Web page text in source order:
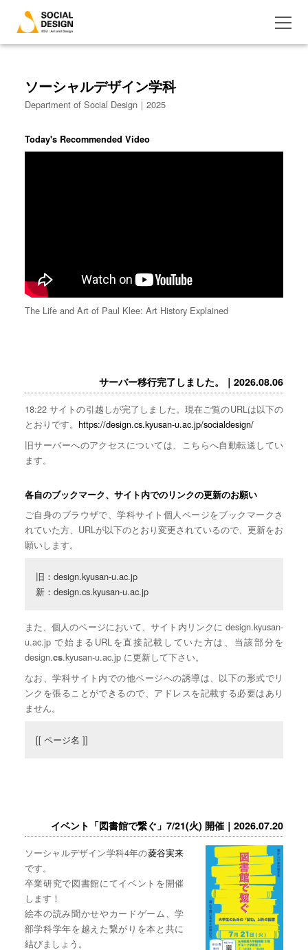
ソーシャルデザイン学科
Department of Social Design｜2025
Today's Recommended Video
The Life and Art of Paul Klee: Art History Explained
サーバー移行完了しました。｜2026.08.06
18:22 サイトの引越しが完了しました。現在ご覧のURLは以下の
とおりです。 https://design.cs.kyusan-u.ac.jp/socialdesign/
旧サーバーへのアクセスについては、こちらへ自動転送してい
ます。
各自のブックマーク、サイト内でのリンクの更新のお願い
ご自身のブラウザで、学科サイト個人ページをブックマークさ
れていた方、URLが以下のとおり変更されているので、更新をお
願いします。
旧：design.kyusan-u.ac.jp
新：design.cs.kyusan-u.ac.jp
また、個人のページにおいて、サイト内リンクに design.kyusan-
u.ac.jp で始まるURLを直接記載していた方は、当該部分を
design.cs.kyusan-u.ac.jp に更新して下さい。
なお、学科サイト内での他ページへの誘導は、以下の形式でリ
ンクを張ることができるので、アドレスを記載する必要はあり
ません。
[[ ページ名 ]]
イベント「図書館で繋ぐ」7/21(火) 開催｜2026.07.20
ソーシャルデザイン学科4年の菱谷実来
です。
卒業研究で図書館にてイベントを開催
します！
絵本の読み聞かせやカードゲーム、学
部学科学年を越えた繋がりを本と共に
結びましょう。